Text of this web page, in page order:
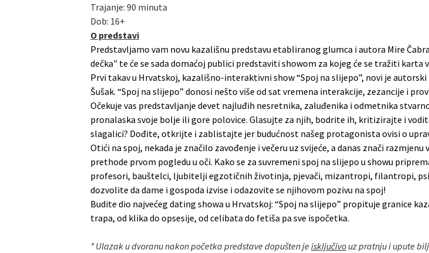
Trajanje: 90 minuta
Dob: 16+
O predstavi
Predstavljamo vam novu kazališnu predstavu etabliranog glumca i autora Mire
dečka" te će se sada domaćoj publici predstaviti showom za kojeg će se tražiti karta
Prvi takav u Hrvatskoj, kazališno-interaktivni show “Spoj na slijepo”, novi je
Šušak. “Spoj na slijepo” donosi nešto više od sat vremena interakcije, zezancije i
Očekuje vas predstavljanje devet najluđih nesretnika, zaluđenika i odmetnika
pronalaska svoje bolje ili gore polovice. Glasujte za njih, bodrite ih, kritizirajte i
slagalici? Dođite, otkrijte i zablistajte jer budućnost našeg protagonista ovisi o
Otići na spoj, nekada je značilo zavođenje i večeru uz svijeće, a danas znači
prethode prvom pogledu u oči. Kako se za suvremeni spoj na slijepo u showu
profesori, bauštelci, ljubitelji egzotičnih životinja, pjevači, mizantropi, filantropi,
dozvolite da dame i gospoda izvise i odazovite se njihovom pozivu na spoj!
Budite dio najvećeg dating showa u Hrvatskoj: “Spoj na slijepo” propituje granice
trapa, od klika do opsesije, od celibata do fetiša pa sve ispočetka.
* Ulazak u dvoranu nakon početka predstave dopušten je isključivo uz pratnju i upute